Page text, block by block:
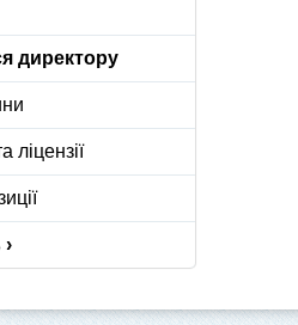
директору
ліцензії